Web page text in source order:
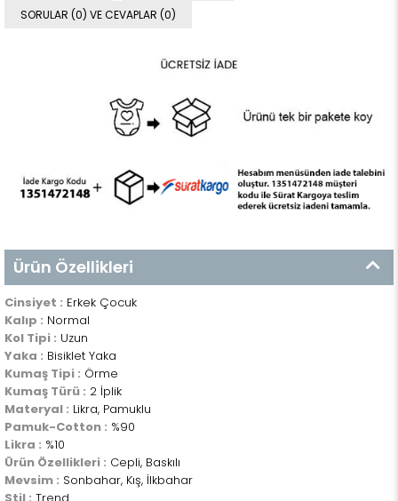
SORULAR (0) VE CEVAPLAR (0)
Ürün Özellikleri
Cinsiyet : Erkek Çocuk
Kalıp : Normal
Kol Tipi : Uzun
Yaka : Bisiklet Yaka
Kumaş Tipi : Örme
Kumaş Türü : 2 İplik
Materyal : Likra, Pamuklu
Pamuk-Cotton : %90
Likra : %10
Ürün Özellikleri : Cepli, Baskılı
Mevsim : Sonbahar, Kış, İlkbahar